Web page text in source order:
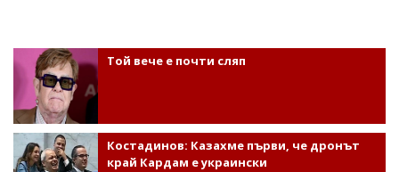
Той вече е почти сляп
Костадинов: Казахме първи, че дронът
край Кардам е украински